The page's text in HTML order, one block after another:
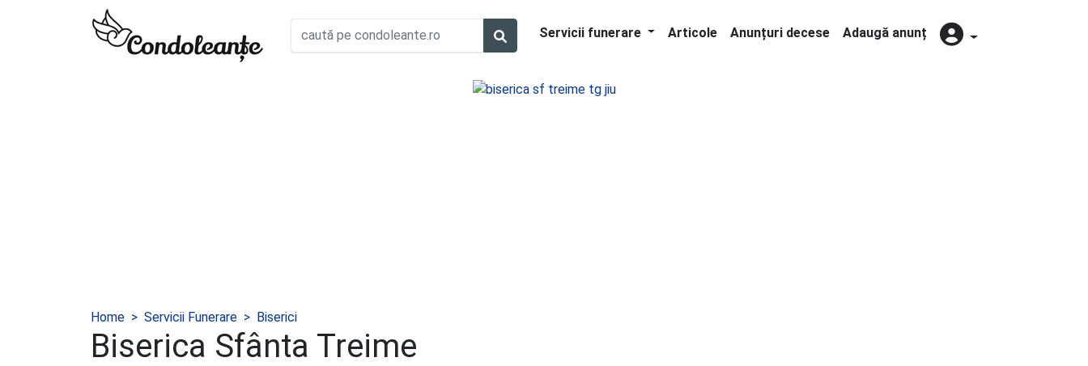
Servicii funerare Articole Anunțuri decese Adaugă anunț
Home Servicii Funerare Biserici
Biserica Sfânta Treime